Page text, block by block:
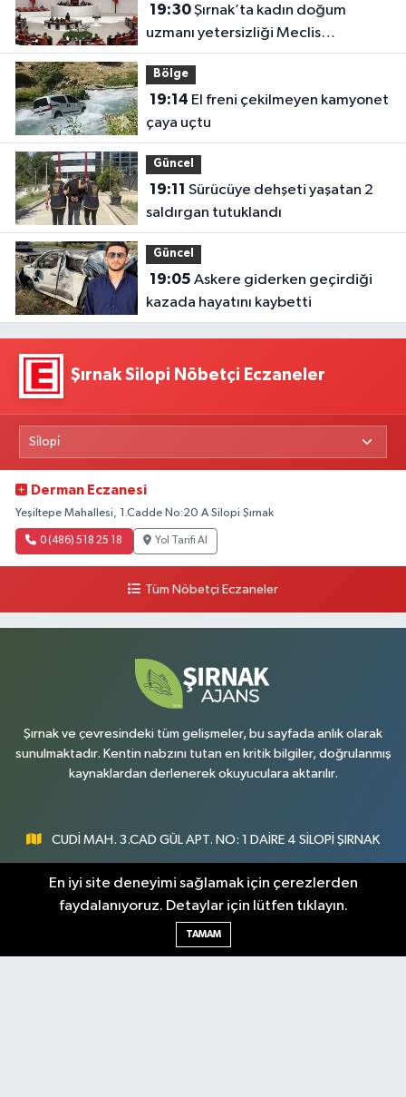
19:30Şırnak’ta kadın doğum
uzmanı yetersizliği Meclis
gündeminde
Bölge
19:14
çaya uçtu
Güncel
19:11
saldırgan tutuklandı
Güncel
19:05
kazada hayatını kaybetti
Şırnak Silopi Nöbetçi Eczaneler
Derman Eczanesi
Yeşiltepe Mahallesi, 1.Cadde No:20 A Silopi Şırnak
0 (486) 518 25 18 Yol Tarifi Al
Tüm Nöbetçi Eczaneler
Şırnak ve çevresindeki tüm gelişmeler, bu sayfada anlık olarak
sunulmaktadır. Kentin nabzını tutan en kritik bilgiler, doğrulanmış
kaynaklardan derlenerek okuyuculara aktarılır.
CUDİ MAH. 3.CAD GÜL APT. NO: 1 DAİRE 4 SİLOPİ ŞIRNAK
0547 300 73 73
[email protected]
En iyi site deneyimi sağlamak için çerezlerden
faydalanıyoruz. Detaylar için lütfen tıklayın.
TAMAM